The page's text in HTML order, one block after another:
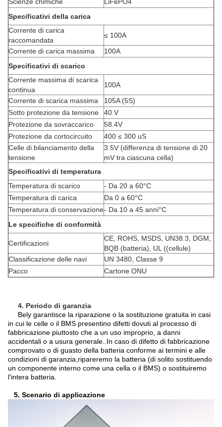
Specificativi della carica
Corrente di carica
raccomandata
≤ 100A
Corrente di carica massima
100A
Specificativi di scarico
Corrente massima di scarica
continua
100A
Corrente di scarica massima
105A (5S)
Sotto protezione da tensione
40 V
Protezione da sovraccarico
58.4V
Protezione da cortocircuito
400 ≤ 300 uS
Celle di bilanciamento della
tensione
3.5V (differenza di tensione di 20
mV tra ciascuna cella)
Specificativi di temperatura
Temperatura di scarico
- Da 20 a 60°C
Temperatura di carica
Da 0 a 60°C
Temperatura di conservazione- Da 10 a 45 anni°C
Le specifiche di conformità
Certificazioni
CE, ROHS, MSDS, UN38.3, DGM,
BQB (batteria), UL ((cellule)
Classificazione delle navi
UN 3480, Classe 9
Pacco
Cartone ONU
4. Periodo di garanzia
Bely garantisce la riparazione o la sostituzione gratuita in casi
in cui le celle o il BMS presentino difetti dovuti al processo di
fabbricazione piuttosto che a un uso improprio, a danni
accidentali o a usura generale..In caso di difetto di fabbricazione
comprovato o di guasto della batteria conforme ai termini e alle
condizioni di garanzia,ripareremo la batteria (di solito sostituendo
un componente interno come una cella o il BMS) o sostituiremo
l'intera batteria.
5. Scenario di applicazione